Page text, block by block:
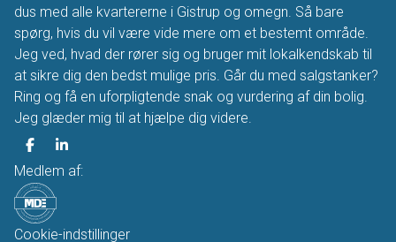
dus med alle kvartererne i Gistrup og omegn. Så bare
spørg, hvis du vil være vide mere om et bestemt område.
Jeg ved, hvad der rører sig og bruger mit lokalkendskab til
at sikre dig den bedst mulige pris. Går du med salgstanker?
Ring og få en uforpligtende snak og vurdering af din bolig.
Jeg glæder mig til at hjælpe dig videre.
Medlem af:
Cookie-indstillinger